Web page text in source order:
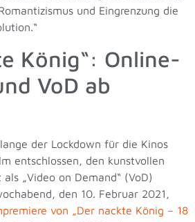
und Eingrenzung die
König“: Online-
VoD ab
der Lockdown für die Kinos
entschlossen, den kunstvollen
„Video on Demand“ (VoD)
den 10. Februar 2021,
von „Der nackte König – 18